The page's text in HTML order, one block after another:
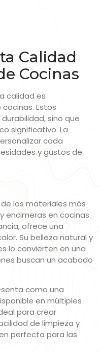
Calidad
Cocinas
calidad es
Estos
sino que
significativo. La
cada
y gustos de
los materiales más
encimeras en cocinas.
ofrece una
Su belleza natural y
lo convierten en una
buscan un acabado
como una
en múltiples
para crear
de limpieza y
perfecta para las